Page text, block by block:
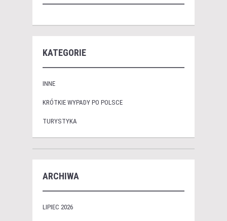
KATEGORIE
INNE
KRÓTKIE WYPADY PO POLSCE
TURYSTYKA
ARCHIWA
LIPIEC 2026